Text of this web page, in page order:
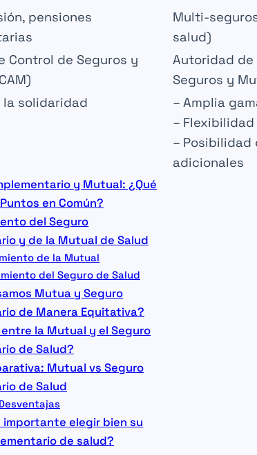
, pensiones
Multi-
salud)
Control de Seguros y
Autoridad de
Seguros y
la solidaridad
y Mutual: ¿Qué
en Común?
del Seguro
y de la Mutual de Salud
de la Mutual
del Seguro de Salud
Mutua y Seguro
de Manera Equitativa?
entre la Mutual y el Seguro
de Salud?
Mutual vs Seguro
de Salud
importante elegir bien su
de salud?
– Amplia
– Flexibilidad
– Posibilidad
adicionales